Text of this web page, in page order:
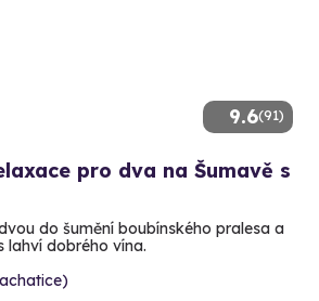
9.6(91)
pro dva na Šumavě s
do šumění boubínského pralesa a
lahví dobrého vína.